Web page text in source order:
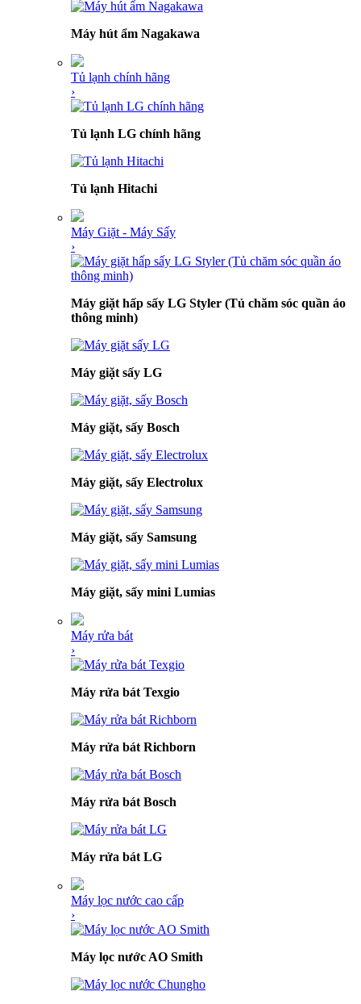
Máy hút ẩm Nagakawa
Tủ lạnh chính hãng
›
Tủ lạnh LG chính hãng
Tủ lạnh Hitachi
Máy Giặt - Máy Sấy
›
Máy giặt hấp sấy LG Styler (Tủ chăm sóc quần áo
thông minh)
Máy giặt sấy LG
Máy giặt, sấy Bosch
Máy giặt, sấy Electrolux
Máy giặt, sấy Samsung
Máy giặt, sấy mini Lumias
Máy rửa bát
›
Máy rửa bát Texgio
Máy rửa bát Richborn
Máy rửa bát Bosch
Máy rửa bát LG
Máy lọc nước cao cấp
›
Máy lọc nước AO Smith